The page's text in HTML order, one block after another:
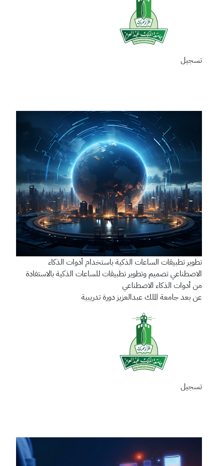
تسجيل
تطوير تطبيقات الساعات الذكية باستخدام أدوات الذكاء
الاصطناعيتصميم وتطوير تطبيقات للساعات الذكية بالاستفادة
من أدوات الذكاء الاصطناعي
عن بعدجامعة الملك عبدالعزيز دورة تدريبية
تسجيل